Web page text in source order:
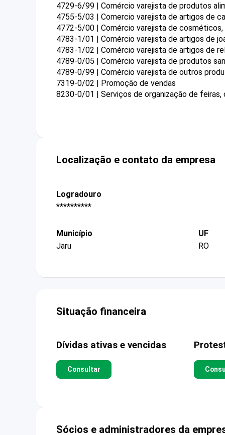
4729-6/99 | Comércio varejista de produtos
4755-5/03 | Comercio varejista de artigos de
4772-5/00 | Comércio varejista de
4783-1/01 | Comércio varejista de artigos de
4783-1/02 | Comércio varejista de artigos de
4789-0/05 | Comércio varejista de produtos
4789-0/99 | Comércio varejista de outros
7319-0/02 | Promoção de vendas
8230-0/01 | Serviços de organização de
Localização e contato da empresa
Logradouro
**********
Município
Jaru
UF
RO
Situação financeira
Dívidas ativas e vencidas
Consultar
Sócios e administradores da